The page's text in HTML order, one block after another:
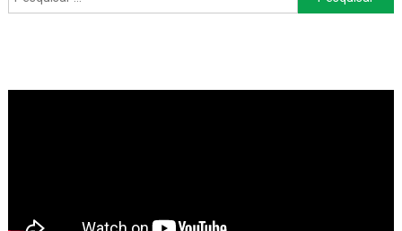
por: